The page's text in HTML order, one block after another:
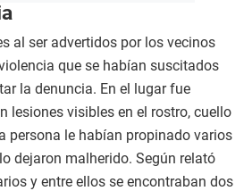
al ser advertidos por los vecinos
que se habían suscitados
la denuncia. En el lugar fue
lesiones visibles en el rostro, cuello
persona le habían propinado varios
dejaron malherido. Según relató
y entre ellos se encontraban dos